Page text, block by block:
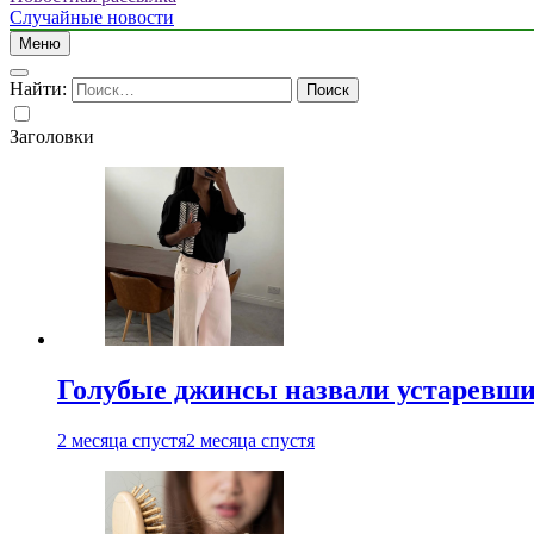
Случайные новости
Меню
Найти:
Заголовки
Голубые джинсы назвали
2 месяца спустя2 месяца спустя